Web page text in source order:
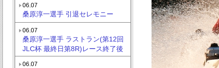
06.07
桑原淳一選手 引退セレモニー
06.07
桑原淳一選手 ラストラン(第12回
JLC杯 最終日第8R)レース終了後
06.07